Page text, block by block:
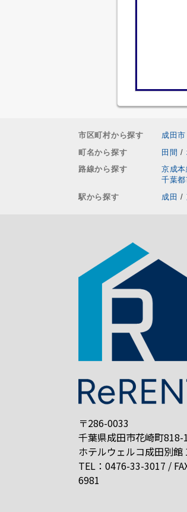
市区町村から探す 成田市
町名から探す
田間 /
路線から探す
京成本
千葉
駅から探す
成田 /
〒286-0033
千葉県成田市花崎町818-1
ホテルウェルコ成田別館
TEL：0476-33-3017 /
6981